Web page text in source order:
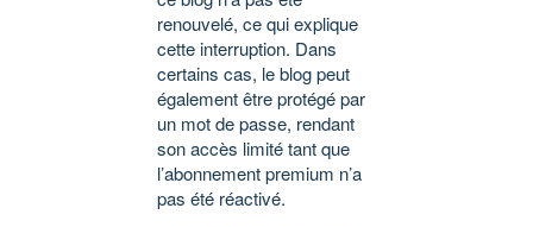
renouvelé, ce qui explique
cette interruption. Dans
certains cas, le blog peut
également être protégé par
un mot de passe, rendant
son accès limité tant que
l’abonnement premium n’a
pas été réactivé.